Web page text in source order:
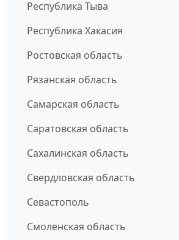
Республика Тыва
Республика Хакасия
Ростовская область
Рязанская область
Самарская область
Саратовская область
Сахалинская область
Свердловская область
Севастополь
Смоленская область